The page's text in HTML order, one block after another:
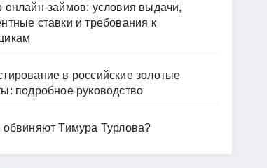
онлайн-займов: условия выдачи,
ставки и требования к
в российские золотые
подробное руководство
обвиняют Тимура Турлова?